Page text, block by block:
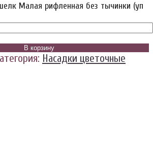
Малая рифленная без тычинки (уп
В корзину
Насадки цветочные